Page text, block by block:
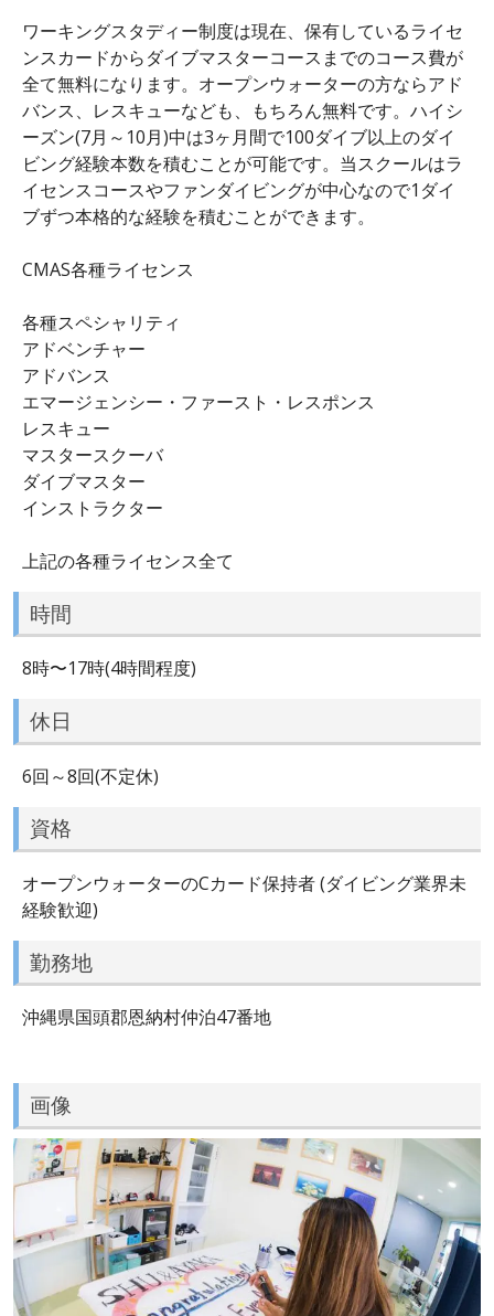
ワーキングスタディー制度は現在、保有しているライセ
ンスカードからダイブマスターコースまでのコース費が
全て無料になります。オープンウォーターの方ならアド
バンス、レスキューなども、もちろん無料です。ハイシ
ーズン(7月～10月)中は3ヶ月間で100ダイブ以上のダイ
ビング経験本数を積むことが可能です。当スクールはラ
イセンスコースやファンダイビングが中心なので1ダイ
ブずつ本格的な経験を積むことができます。
CMAS各種ライセンス
各種スペシャリティ
アドベンチャー
アドバンス
エマージェンシー・ファースト・レスポンス
レスキュー
マスタースクーバ
ダイブマスター
インストラクター
上記の各種ライセンス全て
時間
8時〜17時(4時間程度)
休日
6回～8回(不定休)
資格
オープンウォーターのCカード保持者 (ダイビング業界未
経験歓迎)
勤務地
沖縄県国頭郡恩納村仲泊47番地
画像